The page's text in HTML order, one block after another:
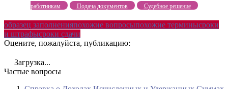
работникам
Подача документов Судебное решение
образец заполненияпохожие вопросыпохожие терминысроки
и штрафысроки сдачи
Оцените, пожалуйста, публикацию:
Загрузка...
Частые вопросы